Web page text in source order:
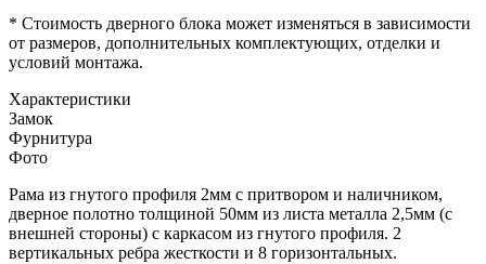
* Стоимость дверного блока может изменяться в зависимости
от размеров, дополнительных комплектующих, отделки и
условий монтажа.
Характеристики
Замок
Фурнитура
Фото
Рама из гнутого профиля 2мм с притвором и наличником,
дверное полотно толщиной 50мм из листа металла 2,5мм (с
внешней стороны) c каркасом из гнутого профиля. 2
вертикальных ребра жесткости и 8 горизонтальных.